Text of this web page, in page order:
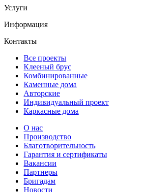
Услуги
Информация
Контакты
Все проекты
Клееный брус
Комбинированные
Каменные дома
Авторские
Индивидуальный проект
Каркасные дома
О нас
Производство
Благотворительность
Гарантия и сертификаты
Вакансии
Партнеры
Бригадам
Новости